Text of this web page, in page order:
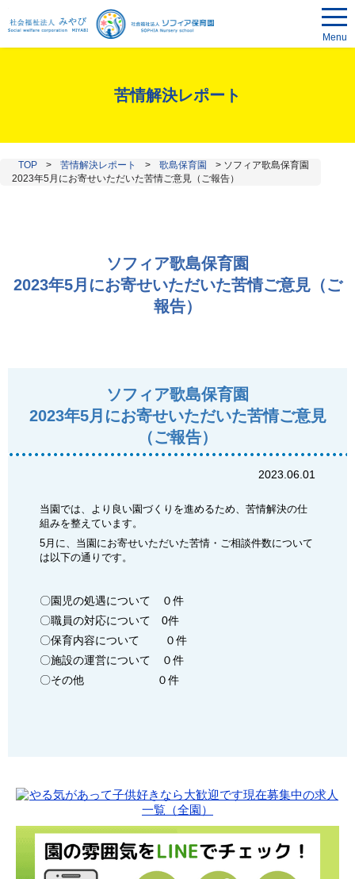
Menu
苦情解決レポート
TOP > 苦情解決レポート > 歌島保育園 > ソフィア歌島保育園
2023年5月にお寄せいただいた苦情ご意見（ご報告）
ソフィア歌島保育園
2023年5月にお寄せいただいた苦情ご意見（ご
報告）
ソフィア歌島保育園
2023年5月にお寄せいただいた苦情ご意見
（ご報告）
2023.06.01
当園では、より良い園づくりを進めるため、苦情解決の仕
組みを整えています。
5月に、当園にお寄せいただいた苦情・ご相談件数について
は以下の通りです。
〇園児の処遇について ０件
〇職員の対応について 0件
〇保育内容について ０件
〇施設の運営について ０件
〇その他 ０件